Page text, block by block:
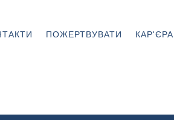
ПОЖЕРТВУВАТИ КАР'ЄРА